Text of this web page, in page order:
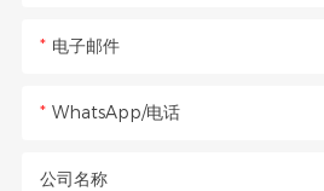
电子邮件
WhatsApp/电话
公司名称